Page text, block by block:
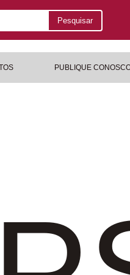
Pesquisar
PUBLIQUE